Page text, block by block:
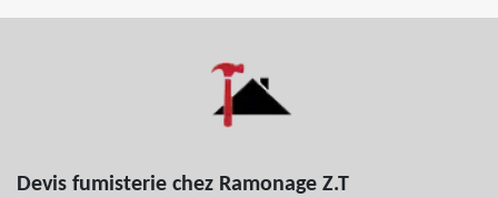
Devis fumisterie chez Ramonage Z.T